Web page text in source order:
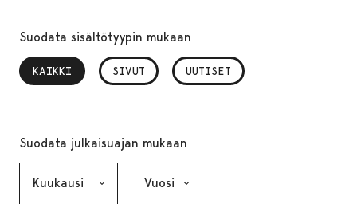
Suodata sisältötyypin mukaan
KAIKKI
, VALITTU SIVUT UUTISET
Suodata julkaisuajan mukaan